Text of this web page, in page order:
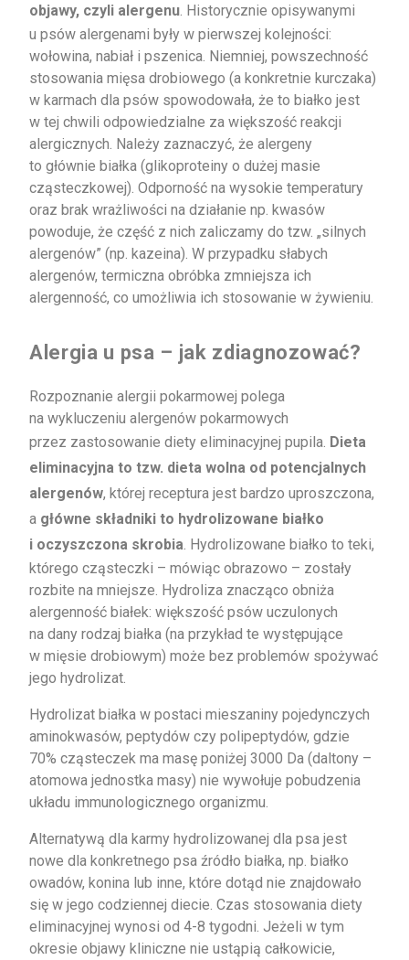
objawy, czyli alergenu. Historycznie opisywanymi
u psów alergenami były w pierwszej kolejności:
wołowina, nabiał i pszenica. Niemniej, powszechność
stosowania mięsa drobiowego (a konkretnie kurczaka)
w karmach dla psów spowodowała, że to białko jest
w tej chwili odpowiedzialne za większość reakcji
alergicznych. Należy zaznaczyć, że alergeny
to głównie białka (glikoproteiny o dużej masie
cząsteczkowej). Odporność na wysokie temperatury
oraz brak wrażliwości na działanie np. kwasów
powoduje, że część z nich zaliczamy do tzw. „silnych
alergenów” (np. kazeina). W przypadku słabych
alergenów, termiczna obróbka zmniejsza ich
alergenność, co umożliwia ich stosowanie w żywieniu.
Alergia u psa – jak zdiagnozować?
Rozpoznanie alergii pokarmowej polega
na wykluczeniu alergenów pokarmowych
przez zastosowanie diety eliminacyjnej pupila. Dieta
eliminacyjna to tzw. dieta wolna od potencjalnych
alergenów, której receptura jest bardzo uproszczona,
a główne składniki to hydrolizowane białko
i oczyszczona skrobia . Hydrolizowane białko to teki,
którego cząsteczki – mówiąc obrazowo – zostały
rozbite na mniejsze. Hydroliza znacząco obniża
alergenność białek: większość psów uczulonych
na dany rodzaj białka (na przykład te występujące
w mięsie drobiowym) może bez problemów spożywać
jego hydrolizat.
Hydrolizat białka w postaci mieszaniny pojedynczych
aminokwasów, peptydów czy polipeptydów, gdzie
70% cząsteczek ma masę poniżej 3000 Da (daltony –
atomowa jednostka masy) nie wywołuje pobudzenia
układu immunologicznego organizmu.
Alternatywą dla karmy hydrolizowanej dla psa jest
nowe dla konkretnego psa źródło białka, np. białko
owadów, konina lub inne, które dotąd nie znajdowało
się w jego codziennej diecie. Czas stosowania diety
eliminacyjnej wynosi od 4-8 tygodni. Jeżeli w tym
okresie objawy kliniczne nie ustąpią całkowicie,